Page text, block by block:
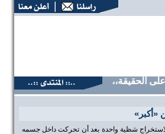
الحقيقة،، منتديات البحرين، عين
«أكبر»
لاستخراج شظية واحدة بعد أن تحركت داخل جسمه